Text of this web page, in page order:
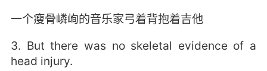
一个瘦骨嶙峋的音乐家弓着背抱着吉他
3. But there was no skeletal evidence of a
head injury.